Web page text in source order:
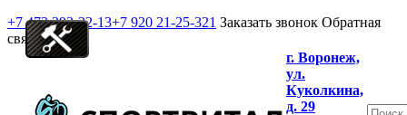
+7 473 292-32-13+7 920 21-25-321 Заказать звонок Обратная
связь
г. Воронеж,
ул.
Куколкина,
д. 29